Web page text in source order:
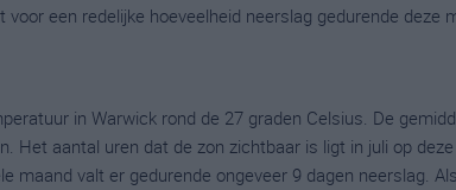
een redelijke hoeveelheid neerslag gedurende deze
in Warwick rond de 27 graden Celsius. De
Het aantal uren dat de zon zichtbaar is ligt in juli op deze
maand valt er gedurende ongeveer 9 dagen neerslag.